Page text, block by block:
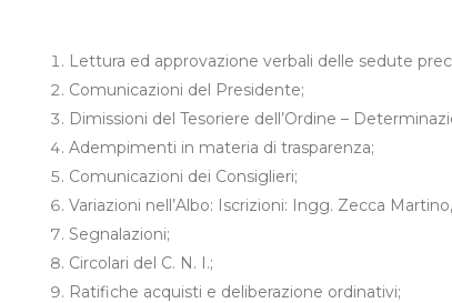
Lettura ed approvazione verbali delle sedute
Comunicazioni del Presidente;
Dimissioni del Tesoriere dell’Ordine –
Adempimenti in materia di trasparenza;
Comunicazioni dei Consiglieri;
Variazioni nell’Albo: Iscrizioni: Ingg. Zecca
Segnalazioni;
Circolari del C. N. I.;
Ratifiche acquisti e deliberazione ordinativi;